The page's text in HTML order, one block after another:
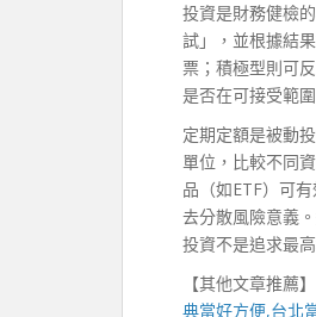
投資是財務健檢
試」，並根據結
票；積極型則可
是否在可接受範
定期定額是被動
單位，比較不同
品（如ETF）可
去分散風險意義
投資不是追求最
【其他文章推薦】
典當好方便,台北